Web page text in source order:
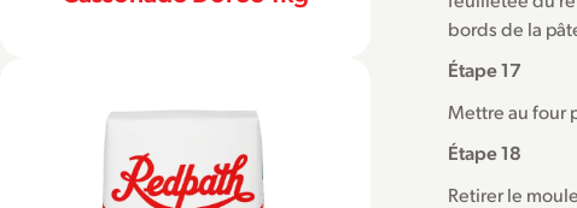
bords de la
Étape 17
Mettre au four
Étape 18
Retirer le